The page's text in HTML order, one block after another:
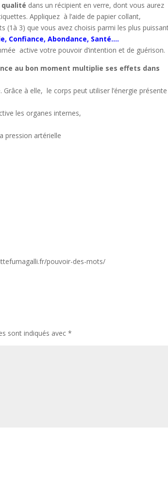
qualité dans un récipient en verre, dont vous aurez
Appliquez à l’aide de papier collant,
(1à 3) que vous avez choisis parmi les plus
Confiance, Abondance, Santé….
active votre pouvoir d’intention et de guérison.
au bon moment multiplie ses effets dans
Grâce à elle, le corps peut utiliser l’énergie présente
les organes internes,
pression artérielle
pouvoir-des-mots/
sont indiqués avec*